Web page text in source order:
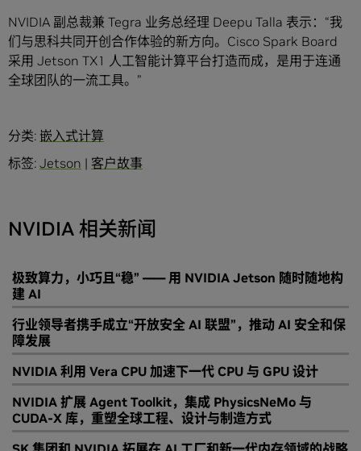
NVIDIA 副总裁兼 Tegra 业务总经理 Deepu Talla 表示：“我
们与思科共同开创合作体验的新方向。Cisco Spark Board
采用 Jetson TX1 人工智能计算平台打造而成，是用于连通
全球团队的一流工具。”
分类: 嵌入式计算
标签: Jetson | 客户故事
NVIDIA 相关新闻
极致算力，小巧且“稳” —— 用 NVIDIA Jetson 随时随地构
建 AI
行业领导者携手成立“开放安全 AI 联盟”，推动 AI 安全和保
障发展
NVIDIA 利用 Vera CPU 加速下一代 CPU 与 GPU 设计
NVIDIA 扩展 Agent Toolkit，集成 PhysicsNeMo 与
CUDA-X 库，重塑全球工程、设计与制造方式